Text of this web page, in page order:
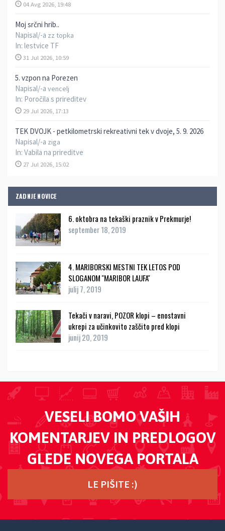
04 Avg 2026, 19:48
Moj srčni hrib..
Napisal/-a zz topka
In: lestvice TF
31 Jul 2026, 10:59
5. vzpon na Porezen
Napisal/-a vencelj
In: Poročila s prireditev
29 Jul 2026, 17:13
TEK DVOJK - petkilometrski rekreativni tek v dvoje, 5. 9. 2026
Napisal/-a ziga
In: Vabila na prireditve
27 Jul 2026, 15:02
ZADNJE NOVICE
6. oktobra na tekaški praznik v Prekmurje!
september 18, 2019
4. MARIBORSKI MESTNI TEK LETOS POD
SLOGANOM ''MARIBOR LAUFA''
julij 7, 2019
Tekači v naravi, POZOR klopi – enostavni
ukrepi za učinkovito zaščito pred klopi
junij 20, 2019
VESELI BOMO VAŠIH
KOMENTARJEV IN PREDLOGOV
GLEDE NOVEGA PORTALA
LE PIŠITE :)